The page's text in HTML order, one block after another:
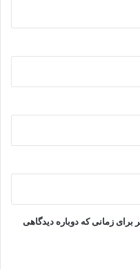
برای زمانی که دوباره دیدگاهی